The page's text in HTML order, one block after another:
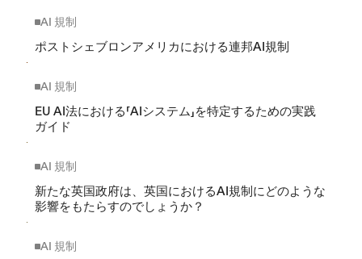
AI 規制
ポストシェブロンアメリカにおける連邦AI規制
AI 規制
EU AI法における「AIシステム」を特定するための実践
ガイド
AI 規制
新たな英国政府は、英国におけるAI規制にどのような
影響をもたらすのでしょうか？
AI 規制